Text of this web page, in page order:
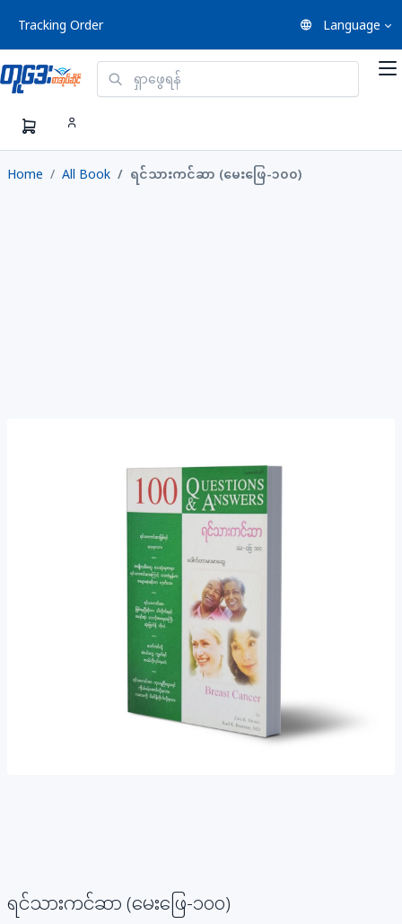
Tracking Order Language
Home All Book ရင်သားကင်ဆာ (မေးဖြေ-၁၀၀)
ရင်သားကင်ဆာ (မေးဖြေ-၁၀၀)